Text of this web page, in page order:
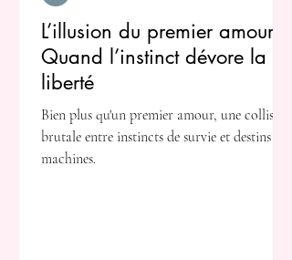
L’illusion du premier amour :
Quand l’instinct dévore la
liberté
Bien plus qu'un premier amour, une collision
brutale entre instincts de survie et destins de
machines.